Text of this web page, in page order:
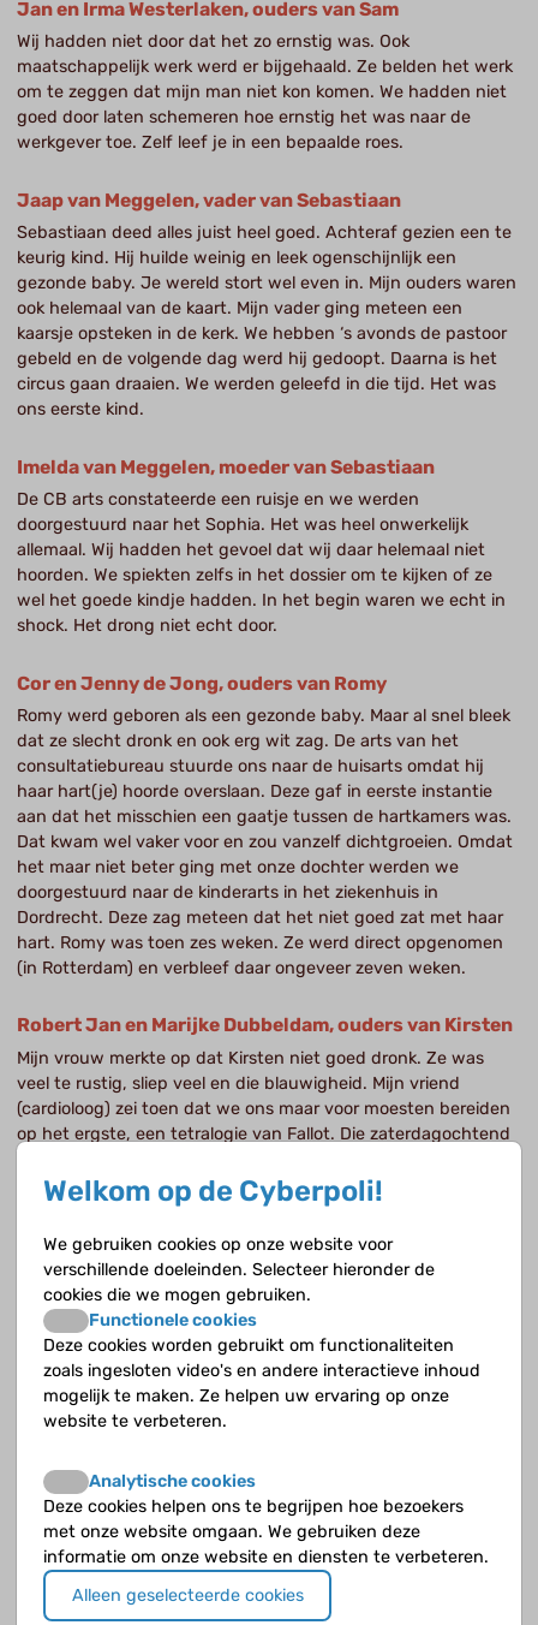
Jan en Irma Westerlaken, ouders van Sam
Wij hadden niet door dat het zo ernstig was. Ook
maatschappelijk werk werd er bijgehaald. Ze belden het werk
om te zeggen dat mijn man niet kon komen. We hadden niet
goed door laten schemeren hoe ernstig het was naar de
werkgever toe. Zelf leef je in een bepaalde roes.
Jaap van Meggelen, vader van Sebastiaan
Sebastiaan deed alles juist heel goed. Achteraf gezien een te
keurig kind. Hij huilde weinig en leek ogenschijnlijk een
gezonde baby. Je wereld stort wel even in. Mijn ouders waren
ook helemaal van de kaart. Mijn vader ging meteen een
kaarsje opsteken in de kerk. We hebben ‘s avonds de pastoor
gebeld en de volgende dag werd hij gedoopt. Daarna is het
circus gaan draaien. We werden geleefd in die tijd. Het was
ons eerste kind.
Imelda van Meggelen, moeder van Sebastiaan
De CB arts constateerde een ruisje en we werden
doorgestuurd naar het Sophia. Het was heel onwerkelijk
allemaal. Wij hadden het gevoel dat wij daar helemaal niet
hoorden. We spiekten zelfs in het dossier om te kijken of ze
wel het goede kindje hadden. In het begin waren we echt in
shock. Het drong niet echt door.
Cor en Jenny de Jong, ouders van Romy
Romy werd geboren als een gezonde baby. Maar al snel bleek
dat ze slecht dronk en ook erg wit zag. De arts van het
consultatiebureau stuurde ons naar de huisarts omdat hij
haar hart(je) hoorde overslaan. Deze gaf in eerste instantie
aan dat het misschien een gaatje tussen de hartkamers was.
Dat kwam wel vaker voor en zou vanzelf dichtgroeien. Omdat
het maar niet beter ging met onze dochter werden we
doorgestuurd naar de kinderarts in het ziekenhuis in
Dordrecht. Deze zag meteen dat het niet goed zat met haar
hart. Romy was toen zes weken. Ze werd direct opgenomen
(in Rotterdam) en verbleef daar ongeveer zeven weken.
Robert Jan en Marijke Dubbeldam, ouders van Kirsten
Mijn vrouw merkte op dat Kirsten niet goed dronk. Ze was
veel te rustig, sliep veel en die blauwigheid. Mijn vriend
(cardioloog) zei toen dat we ons maar voor moesten bereiden
op het ergste, een tetralogie van Fallot. Die zaterdagochtend
was een explosie van gebeurtenissen waar geen periode van
onderzoeken aan voorafging waarin je je zorgen maakt.
Daarna werd het een mooie, roze, gezonde baby en ze
groeide goed. Ze was toen een half jaar.
Wachten op de operatie
Met een ruisje in de rollercoaster
Veel kinderen hebben een hartruisje. De meeste zijn onschuldig en de
kinderarts kan de ouders geruststellen.
Wachten op de operatie
Als je kind een operatie moet ondergaan, zorgt dat voor veel spanning. De
Welkom op de Cyberpoli!
We gebruiken cookies op onze website voor
verschillende doeleinden. Selecteer hieronder de
cookies die we mogen gebruiken.
Functionele cookies
Deze cookies worden gebruikt om functionaliteiten
zoals ingesloten video's en andere interactieve inhoud
mogelijk te maken. Ze helpen uw ervaring op onze
website te verbeteren.
Analytische cookies
Deze cookies helpen ons te begrijpen hoe bezoekers
met onze website omgaan. We gebruiken deze
informatie om onze website en diensten te verbeteren.
Alleen geselecteerde cookies